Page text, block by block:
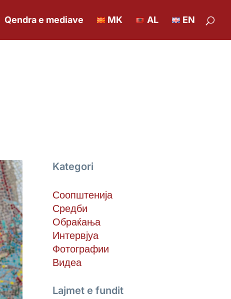
Qendra e mediave MK AL EN
Kategori
Соопштенија
Средби
Обраќања
Интервјуа
Фотографии
Видеа
Lajmet e fundit